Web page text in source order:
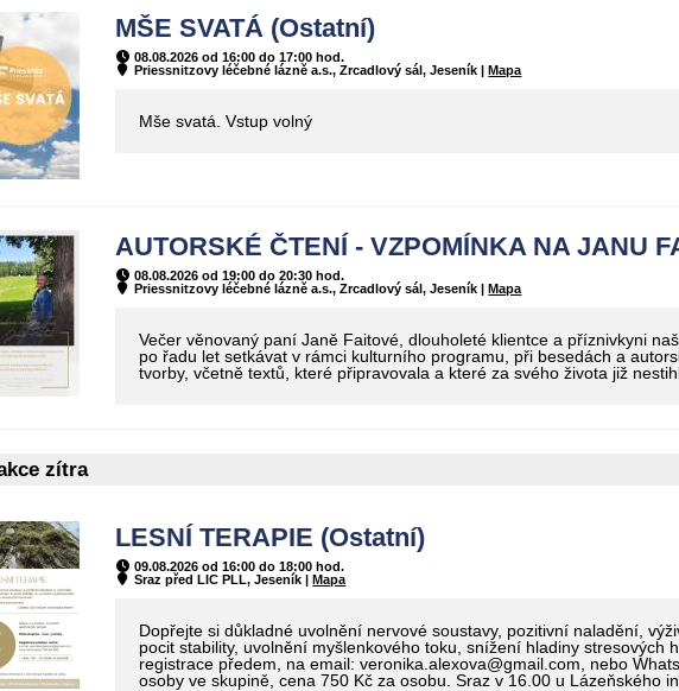
MŠE SVATÁ (Ostatní)
08.08.2026 od 16:00 do 17:00 hod.
Priessnitzovy léčebné lázně a.s., Zrcadlový sál, Jeseník |Mapa
Mše svatá. Vstup volný
AUTORSKÉ ČTENÍ - VZPOMÍNKA NA JANU
08.08.2026 od 19:00 do 20:30 hod.
Priessnitzovy léčebné lázně a.s., Zrcadlový sál, Jeseník |Mapa
Večer věnovaný paní Janě Faitové, dlouholeté klientce a příznivkyni
po řadu let setkávat v rámci kulturního programu, při besedách a
tvorby, včetně textů, které připravovala a které za svého života již
zítra
LESNÍ TERAPIE (Ostatní)
09.08.2026 od 16:00 do 18:00 hod.
Sraz před LIC PLL, Jeseník |Mapa
Dopřejte si důkladné uvolnění nervové soustavy, pozitivní naladění,
pocit stability, uvolnění myšlenkového toku, snížení hladiny stresových
registrace předem, na email: veronika.alexova@gmail.com, nebo
osoby ve skupině, cena 750 Kč za osobu. Sraz v 16.00 u Lázeňského